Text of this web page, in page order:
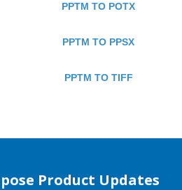
PPTM TO POTX
PPTM TO PPSX
PPTM TO TIFF
Product Updates